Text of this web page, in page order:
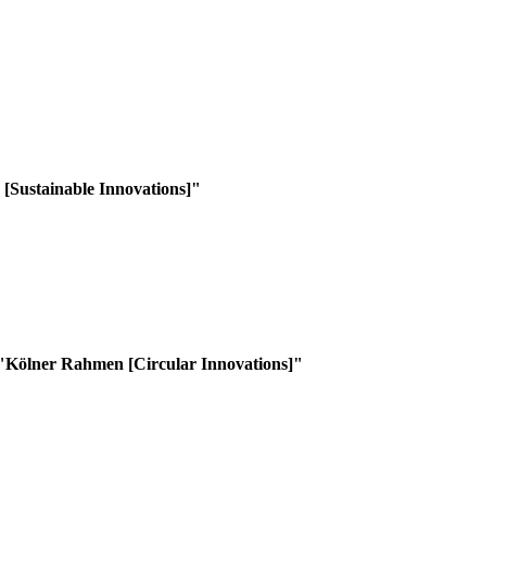
Innovations]"
Rahmen [Circular Innovations]"